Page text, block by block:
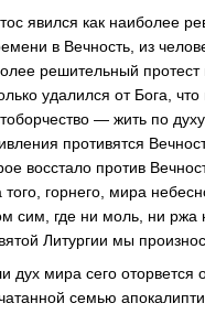
явился как наиболее
в Вечность, из
решительный
удалился от Бога,
— жить по
противятся
восстало против
того, горнего, мира
сим, где ни моль, ни ржа
Литургии мы
дух мира сего оторвется
семью